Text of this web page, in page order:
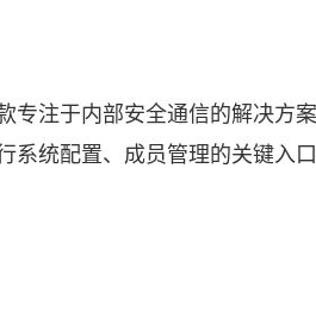
专注于内部安全通信的解决方
统配置、成员管理的关键入